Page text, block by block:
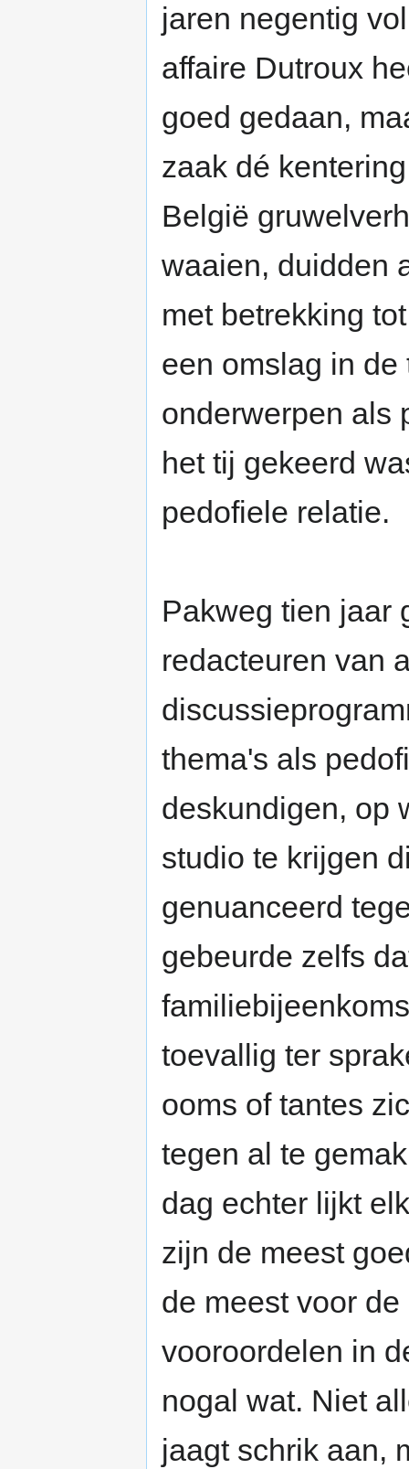
jaren negentig
affaire Dutroux
goed gedaan,
zaak dé
België
waaien, duidden
met betrekking
een omslag in
onderwerpen als
het tij gekeerd
pedofiele relatie.
Pakweg tien jaar
redacteuren van
thema's als
deskundigen, op
studio te krijgen
genuanceerd
gebeurde zelfs
toevallig ter
ooms of tantes
tegen al te
dag echter lijkt
zijn de meest
de meest voor
vooroordelen in
nogal wat. Niet
jaagt schrik aan,